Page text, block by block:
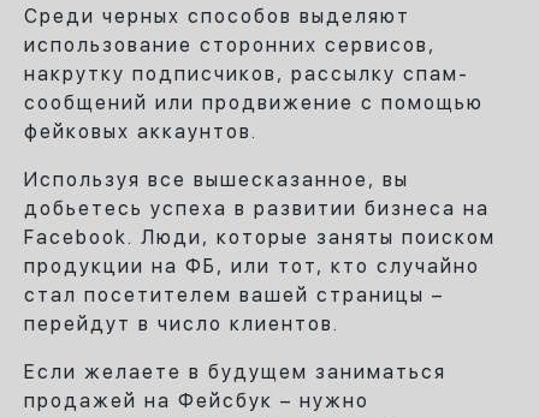
Среди черных способов выделяют
использование сторонних сервисов,
накрутку подписчиков, рассылку спам-
сообщений или продвижение с помощью
фейковых аккаунтов.
Используя все вышесказанное, вы
добьетесь успеха в развитии бизнеса на
Facebook. Люди, которые заняты поиском
продукции на ФБ, или тот, кто случайно
стал посетителем вашей страницы –
перейдут в число клиентов.
Если желаете в будущем заниматься
продажей на Фейсбук – нужно